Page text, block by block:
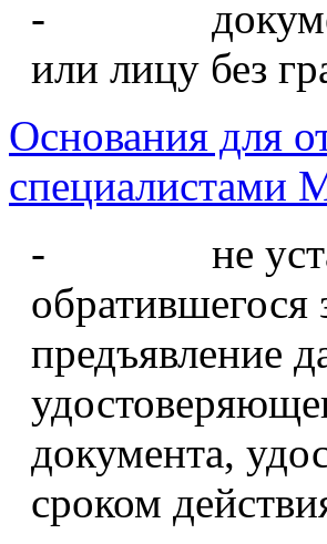
- документ о
или лицу без
Основания для
специалистами
- не
обратившегося
предъявление
документа,
сроком